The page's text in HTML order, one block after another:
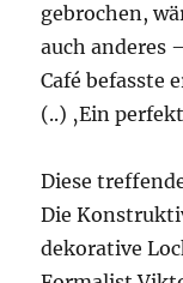
gebrochen,
auch anderes
Café befasste
(..) ‚Ein
Diese
Die
dekorative